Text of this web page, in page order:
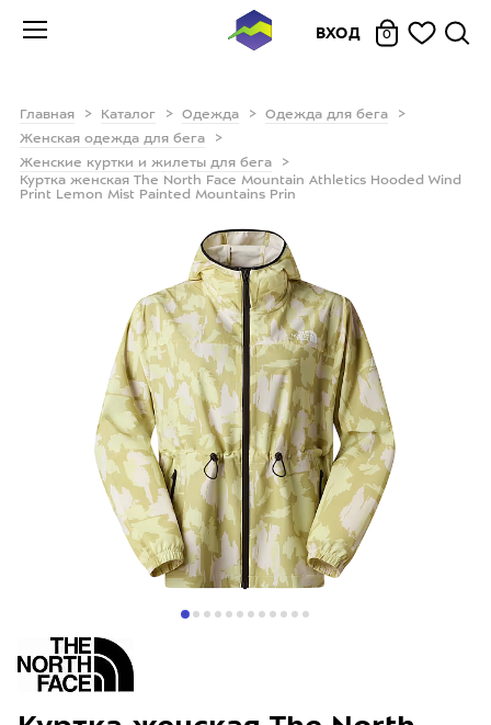
ВХОД 0
Главная Каталог Одежда
Одежда для бега
Женская одежда для бега
Женские куртки и жилеты для бега
Куртка женская The North Face Mountain Athletics Hooded Wind
Print Lemon Mist Painted Mountains Prin